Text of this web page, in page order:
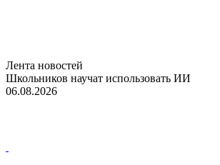
Лента новостей
Школьников научат использовать ИИ
06.08.2026